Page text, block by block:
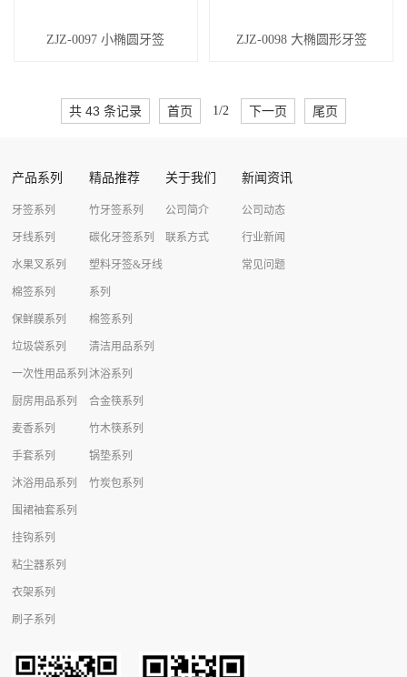
ZJZ-0097 小椭圆牙签 ZJZ-0098 大椭圆形牙签
共 43 条记录 首页 1/2 下一页 尾页
产品系列
牙签系列
牙线系列
水果叉系列
棉签系列
保鲜膜系列
垃圾袋系列
一次性用品系列
厨房用品系列
麦香系列
手套系列
沐浴用品系列
围裙袖套系列
挂钩系列
粘尘器系列
衣架系列
刷子系列
精品推荐
竹牙签系列
碳化牙签系列
塑料牙签&牙线
系列
棉签系列
清洁用品系列
沐浴系列
合金筷系列
竹木筷系列
锅垫系列
竹炭包系列
关于我们
公司简介
联系方式
新闻资讯
公司动态
行业新闻
常见问题